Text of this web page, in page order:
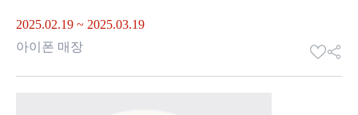
2025.02.19 ~ 2025.03.19
아이폰 매장